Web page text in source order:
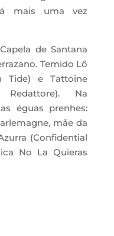
mais uma vez
de Santana
Temido Lô
Tide) e Tattoine
Na
éguas prenhes:
mãe da
(Confidential
No La Quieras